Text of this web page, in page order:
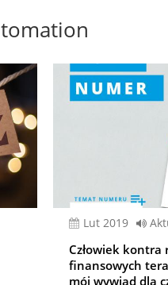
lut 2019
Człowiek kontra
finansowych
mój wywiad dla